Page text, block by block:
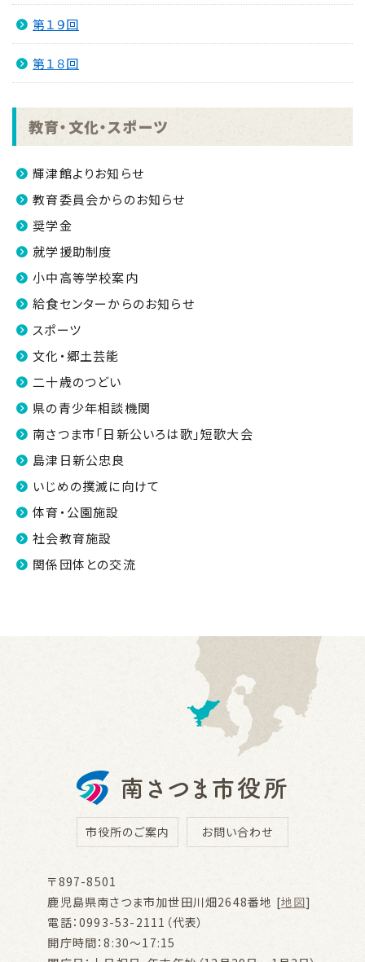
マイナンバーカード交付休日開庁日
2026.07.30
金峰ふるさと夏まつりの開催について
第１９回
第１８回
教育・文化・スポーツ
輝津館よりお知らせ
教育委員会からのお知らせ
奨学金
就学援助制度
小中高等学校案内
給食センターからのお知らせ
スポーツ
文化・郷土芸能
二十歳のつどい
県の青少年相談機関
南さつま市「日新公いろは歌」短歌大会
島津日新公忠良
いじめの撲滅に向けて
体育・公園施設
社会教育施設
関係団体との交流
市役所のご案内 お問い合わせ
〒897-8501
鹿児島県南さつま市加世田川畑2648番地 [地図]
電話：0993-53-2111（代表）
開庁時間：8:30～17:15